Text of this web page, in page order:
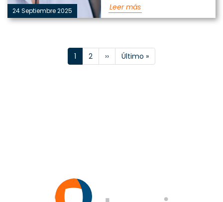
24 Septiembre 2025 Leer más
1 2 ›› Último »